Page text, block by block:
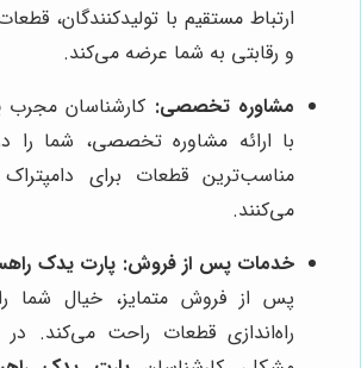
ارتباط مستقیم با تولیدکنندگان،
و رقابتی به شما عرضه می‌کند.
مشاوره تخصصی: کارشناسان مجرب
با ارائه مشاوره تخصصی، شما را
مناسب‌ترین قطعات برای دامپتراک
می‌کنند.
خدمات پس از فروش: پارت یدک
پس از فروش متمایز، خیال شما
راه‌اندازی قطعات راحت می‌کند.